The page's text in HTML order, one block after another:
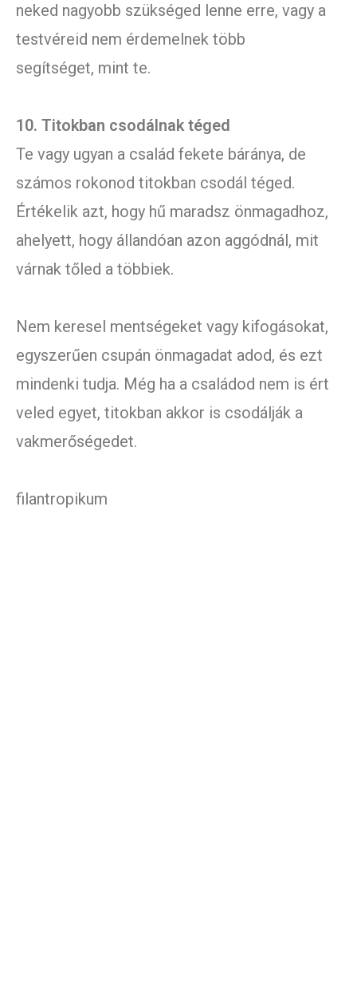
neked nagyobb szükséged lenne erre, vagy a
testvéreid nem érdemelnek több
segítséget, mint te.
10. Titokban csodálnak téged
Te vagy ugyan a család fekete báránya, de
számos rokonod titokban csodál téged.
Értékelik azt, hogy hű maradsz önmagadhoz,
ahelyett, hogy állandóan azon aggódnál, mit
várnak tőled a többiek.
Nem keresel mentségeket vagy kifogásokat,
egyszerűen csupán önmagadat adod, és ezt
mindenki tudja. Még ha a családod nem is ért
veled egyet, titokban akkor is csodálják a
vakmerőségedet.
filantropikum